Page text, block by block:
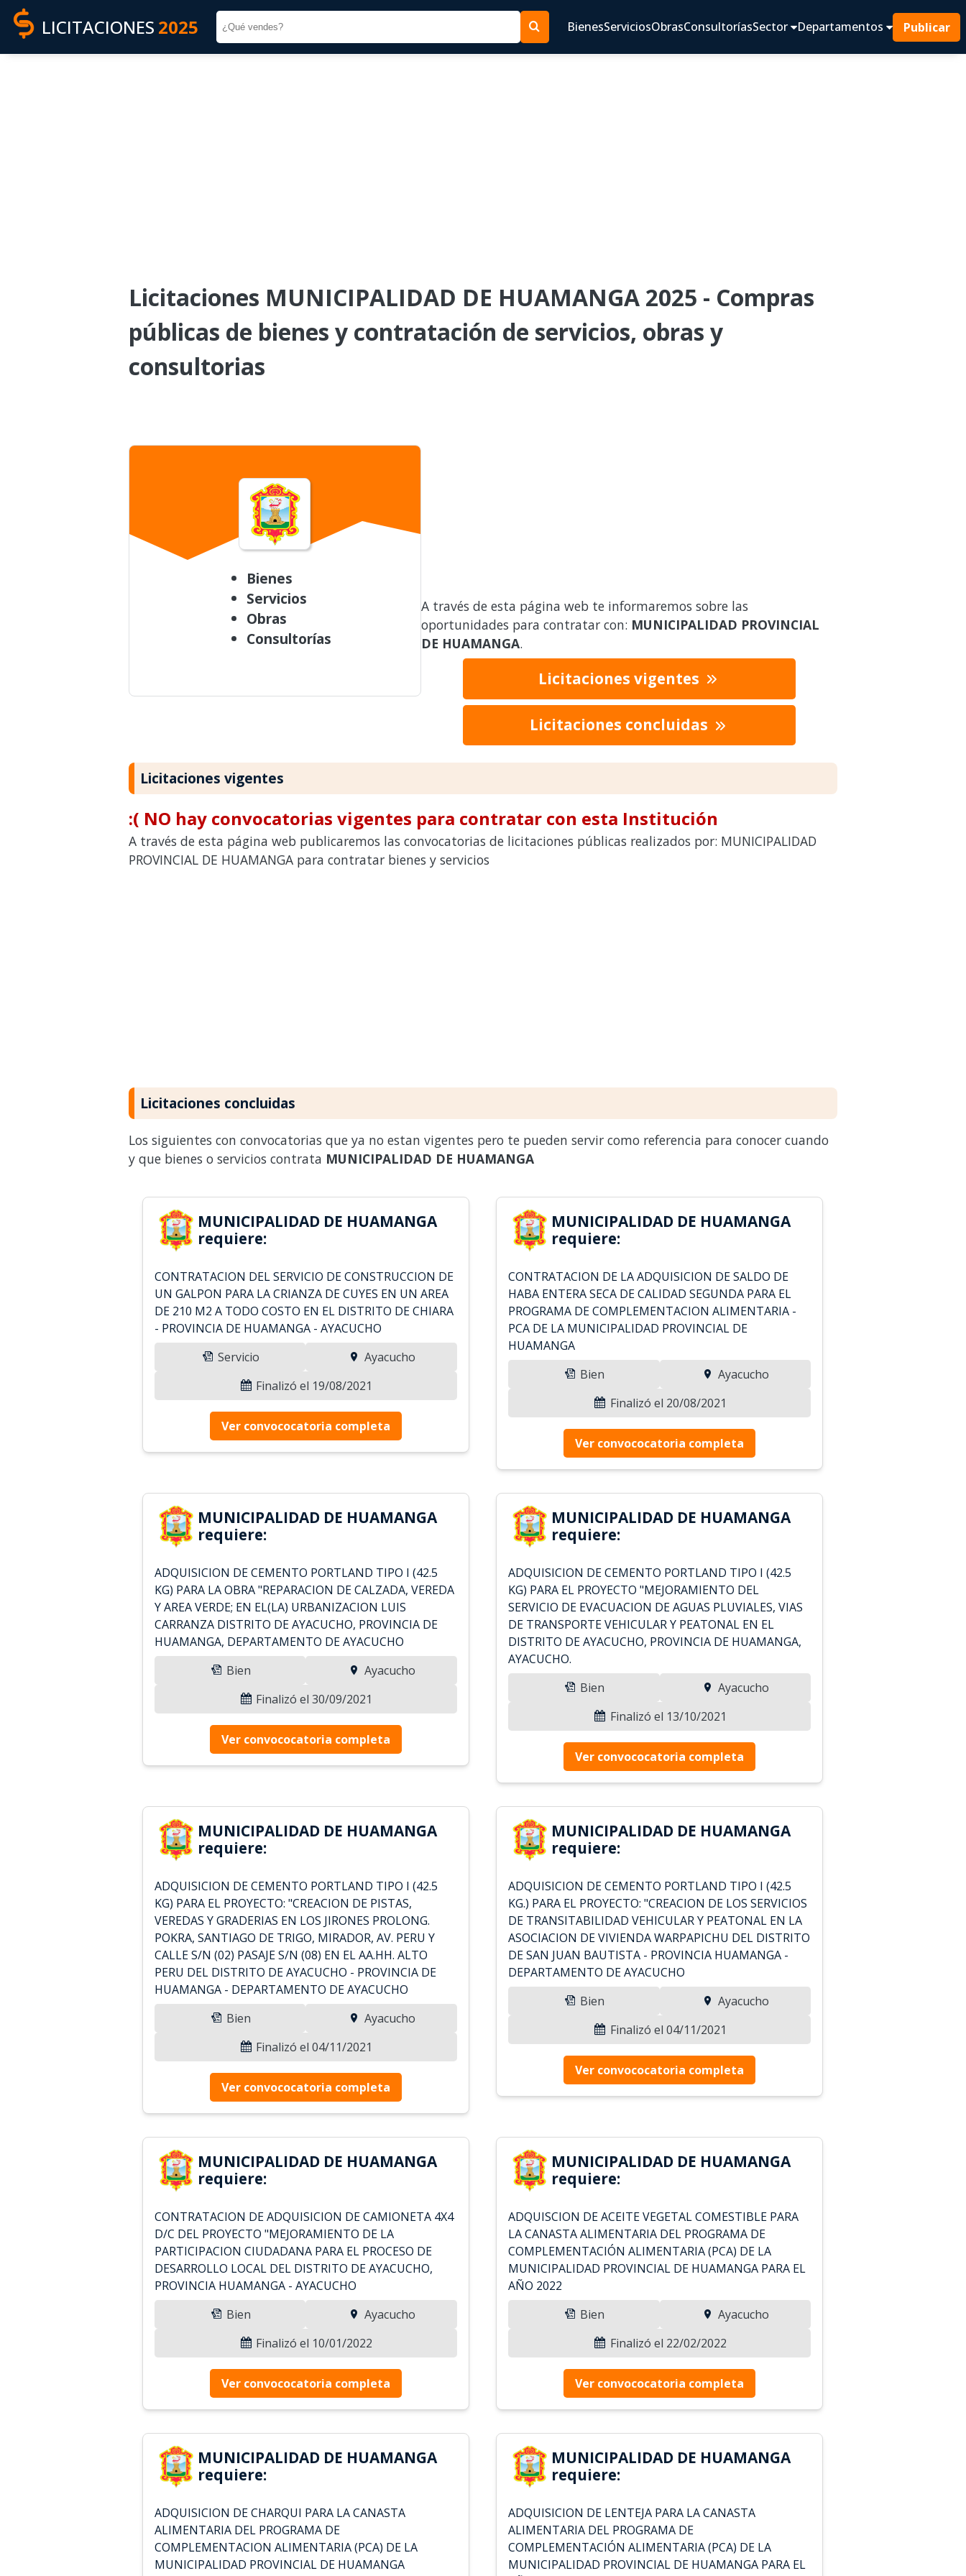
LICITACIONES 2025 BienesServiciosObrasConsultoríasSector Departamentos Publicar
Licitaciones MUNICIPALIDAD DE HUAMANGA 2025 - Compras
públicas de bienes y contratación de servicios, obras y
consultorias
Bienes
Servicios
Obras
Consultorías
A través de esta página web te informaremos sobre las
oportunidades para contratar con: MUNICIPALIDAD PROVINCIAL
DE HUAMANGA.
Licitaciones vigentes
Licitaciones concluidas
Licitaciones vigentes
:( NO hay convocatorias vigentes para contratar con esta Institución
A través de esta página web publicaremos las convocatorias de licitaciones públicas realizados por: MUNICIPALIDAD
PROVINCIAL DE HUAMANGA para contratar bienes y servicios
Licitaciones concluidas
Los siguientes con convocatorias que ya no estan vigentes pero te pueden servir como referencia para conocer cuando
y que bienes o servicios contrata MUNICIPALIDAD DE HUAMANGA
MUNICIPALIDAD DE HUAMANGA
requiere:
CONTRATACION DEL SERVICIO DE CONSTRUCCION DE
UN GALPON PARA LA CRIANZA DE CUYES EN UN AREA
DE 210 M2 A TODO COSTO EN EL DISTRITO DE CHIARA
- PROVINCIA DE HUAMANGA - AYACUCHO
Servicio
Ayacucho
Finalizó el 19/08/2021
Ver convococatoria completa
MUNICIPALIDAD DE HUAMANGA
requiere:
CONTRATACION DE LA ADQUISICION DE SALDO DE
HABA ENTERA SECA DE CALIDAD SEGUNDA PARA EL
PROGRAMA DE COMPLEMENTACION ALIMENTARIA -
PCA DE LA MUNICIPALIDAD PROVINCIAL DE
HUAMANGA
Bien
Ayacucho
Finalizó el 20/08/2021
Ver convococatoria completa
MUNICIPALIDAD DE HUAMANGA
requiere:
ADQUISICION DE CEMENTO PORTLAND TIPO I (42.5
KG) PARA LA OBRA "REPARACION DE CALZADA, VEREDA
Y AREA VERDE; EN EL(LA) URBANIZACION LUIS
CARRANZA DISTRITO DE AYACUCHO, PROVINCIA DE
HUAMANGA, DEPARTAMENTO DE AYACUCHO
Bien
Ayacucho
Finalizó el 30/09/2021
Ver convococatoria completa
MUNICIPALIDAD DE HUAMANGA
requiere:
ADQUISICION DE CEMENTO PORTLAND TIPO I (42.5
KG) PARA EL PROYECTO "MEJORAMIENTO DEL
SERVICIO DE EVACUACION DE AGUAS PLUVIALES, VIAS
DE TRANSPORTE VEHICULAR Y PEATONAL EN EL
DISTRITO DE AYACUCHO, PROVINCIA DE HUAMANGA,
AYACUCHO.
Bien
Ayacucho
Finalizó el 13/10/2021
Ver convococatoria completa
MUNICIPALIDAD DE HUAMANGA
requiere:
ADQUISICION DE CEMENTO PORTLAND TIPO I (42.5
KG) PARA EL PROYECTO: "CREACION DE PISTAS,
VEREDAS Y GRADERIAS EN LOS JIRONES PROLONG.
POKRA, SANTIAGO DE TRIGO, MIRADOR, AV. PERU Y
CALLE S/N (02) PASAJE S/N (08) EN EL AA.HH. ALTO
PERU DEL DISTRITO DE AYACUCHO - PROVINCIA DE
HUAMANGA - DEPARTAMENTO DE AYACUCHO
Bien
Ayacucho
Finalizó el 04/11/2021
Ver convococatoria completa
MUNICIPALIDAD DE HUAMANGA
requiere:
ADQUISICION DE CEMENTO PORTLAND TIPO I (42.5
KG.) PARA EL PROYECTO: "CREACION DE LOS SERVICIOS
DE TRANSITABILIDAD VEHICULAR Y PEATONAL EN LA
ASOCIACION DE VIVIENDA WARPAPICHU DEL DISTRITO
DE SAN JUAN BAUTISTA - PROVINCIA HUAMANGA -
DEPARTAMENTO DE AYACUCHO
Bien
Ayacucho
Finalizó el 04/11/2021
Ver convococatoria completa
MUNICIPALIDAD DE HUAMANGA
requiere:
CONTRATACION DE ADQUISICION DE CAMIONETA 4X4
D/C DEL PROYECTO "MEJORAMIENTO DE LA
PARTICIPACION CIUDADANA PARA EL PROCESO DE
DESARROLLO LOCAL DEL DISTRITO DE AYACUCHO,
PROVINCIA HUAMANGA - AYACUCHO
Bien
Ayacucho
Finalizó el 10/01/2022
Ver convococatoria completa
MUNICIPALIDAD DE HUAMANGA
requiere:
ADQUISCION DE ACEITE VEGETAL COMESTIBLE PARA
LA CANASTA ALIMENTARIA DEL PROGRAMA DE
COMPLEMENTACIÓN ALIMENTARIA (PCA) DE LA
MUNICIPALIDAD PROVINCIAL DE HUAMANGA PARA EL
AÑO 2022
Bien
Ayacucho
Finalizó el 22/02/2022
Ver convococatoria completa
MUNICIPALIDAD DE HUAMANGA
requiere:
ADQUISICION DE CHARQUI PARA LA CANASTA
ALIMENTARIA DEL PROGRAMA DE
COMPLEMENTACION ALIMENTARIA (PCA) DE LA
MUNICIPALIDAD PROVINCIAL DE HUAMANGA
MUNICIPALIDAD DE HUAMANGA
requiere:
ADQUISICION DE LENTEJA PARA LA CANASTA
ALIMENTARIA DEL PROGRAMA DE
COMPLEMENTACIÓN ALIMENTARIA (PCA) DE LA
MUNICIPALIDAD PROVINCIAL DE HUAMANGA PARA EL